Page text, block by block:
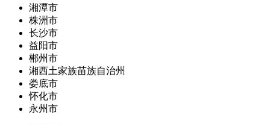
湘潭市
株洲市
长沙市
益阳市
郴州市
湘西土家族苗族自治州
娄底市
怀化市
永州市